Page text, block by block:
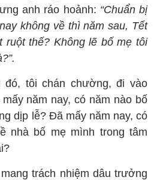
anh ráo hoảnh: “Chuẩn bị
không về thì năm sau, Tết
ruột thế? Không lẽ bố mẹ tôi
đó, tôi chán chường, đi vào
năm nay, có năm nào bố
dịp lễ? Đã mấy năm nay, có
nhà bố mẹ mình trong tâm
trách nhiệm dâu trưởng